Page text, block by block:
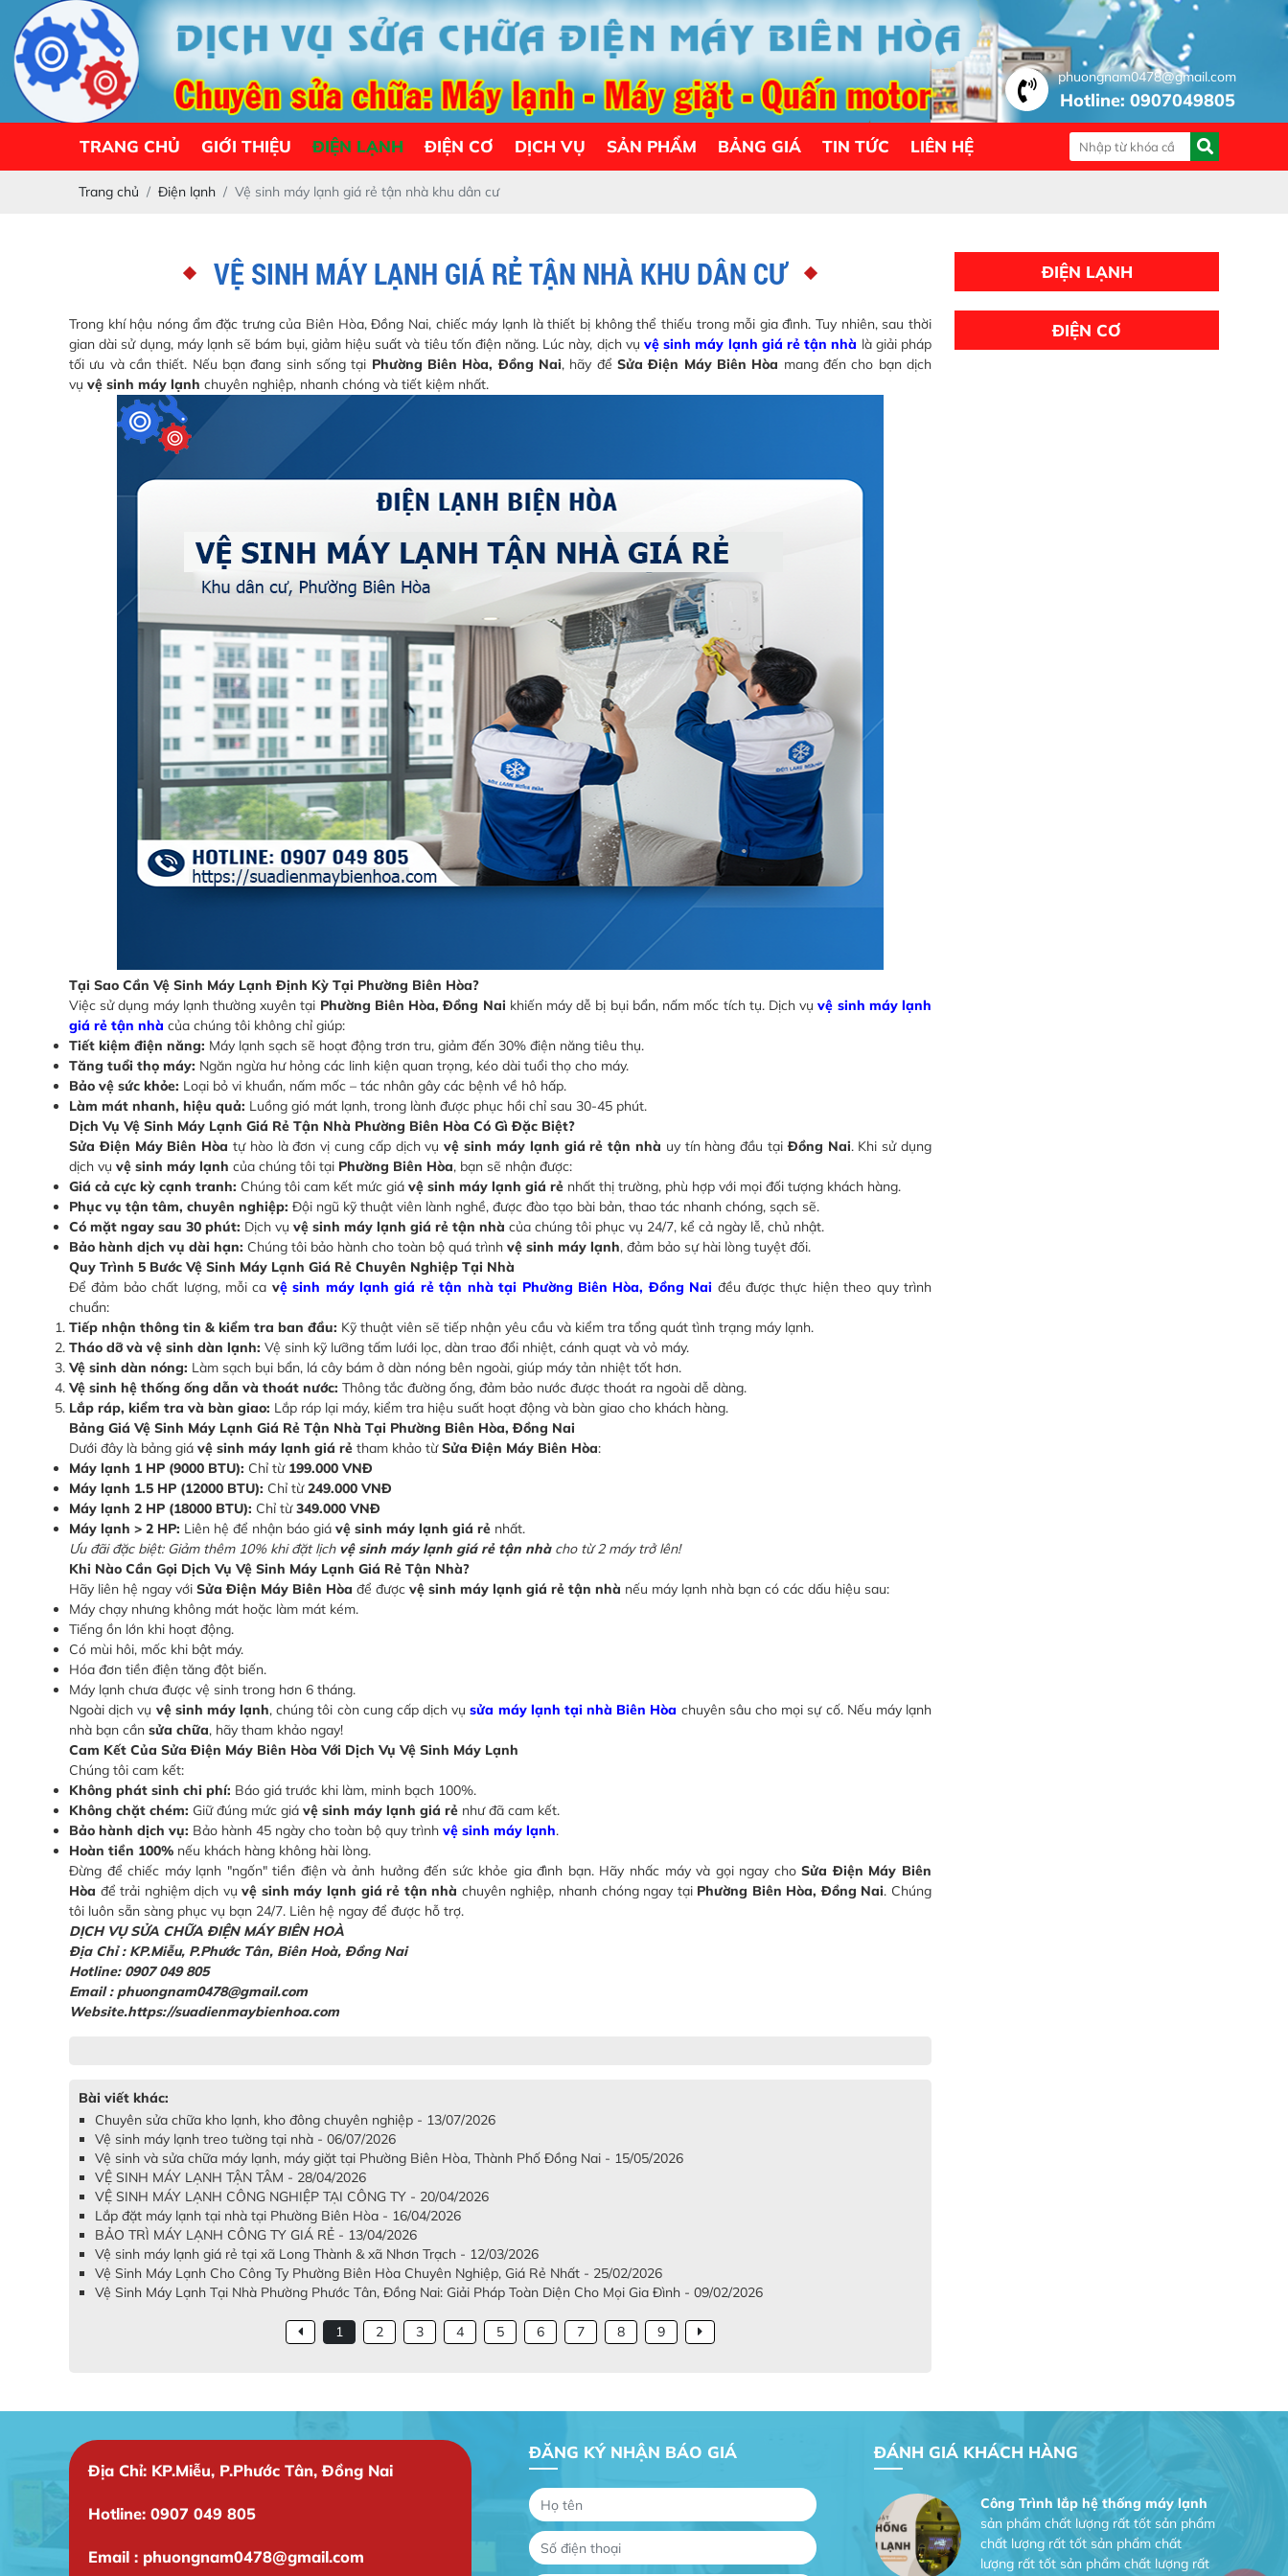
phuongnam0478@gmail.com
Hotline: 0907049805
TRANG CHỦ GIỚI THIỆU ĐIỆN LẠNH ĐIỆN CƠ DỊCH VỤ SẢN PHẨM BẢNG GIÁ TIN TỨC LIÊN HỆ
Trang chủ Điện lạnh Vệ sinh máy lạnh giá rẻ tận nhà khu dân cư
VỆ SINH MÁY LẠNH GIÁ RẺ TẬN NHÀ KHU DÂN CƯ
Trong khí hậu nóng ẩm đặc trưng của Biên Hòa, Đồng Nai, chiếc máy lạnh là thiết bị không thể thiếu trong mỗi gia đình. Tuy nhiên, sau thời
gian dài sử dụng, máy lạnh sẽ bám bụi, giảm hiệu suất và tiêu tốn điện năng. Lúc này, dịch vụvệ sinh máy lạnh giá rẻ tận nhà là giải pháp
tối ưu và cần thiết. Nếu bạn đang sinh sống tại Phường Biên Hòa, Đồng Nai, hãy đểSửa Điện Máy Biên Hòa mang đến cho bạn dịch
vụ vệ sinh máy lạnh chuyên nghiệp, nhanh chóng và tiết kiệm nhất.
Tại Sao Cần Vệ Sinh Máy Lạnh Định Kỳ Tại Phường Biên Hòa?
Việc sử dụng máy lạnh thường xuyên tại Phường Biên Hòa, Đồng Nai khiến máy dễ bị bụi bẩn, nấm mốc tích tụ. Dịch vụvệ sinh máy lạnh
giá rẻ tận nhà của chúng tôi không chỉ giúp:
Tiết kiệm điện năng: Máy lạnh sạch sẽ hoạt động trơn tru, giảm đến 30% điện năng tiêu thụ.
Tăng tuổi thọ máy: Ngăn ngừa hư hỏng các linh kiện quan trọng, kéo dài tuổi thọ cho máy.
Bảo vệ sức khỏe: Loại bỏ vi khuẩn, nấm mốc – tác nhân gây các bệnh về hô hấp.
Làm mát nhanh, hiệu quả: Luồng gió mát lạnh, trong lành được phục hồi chỉ sau 30-45 phút.
Dịch Vụ Vệ Sinh Máy Lạnh Giá Rẻ Tận Nhà Phường Biên Hòa Có Gì Đặc Biệt?
Sửa Điện Máy Biên Hòa tự hào là đơn vị cung cấp dịch vụvệ sinh máy lạnh giá rẻ tận nhà uy tín hàng đầu tạiĐồng Nai. Khi sử dụng
dịch vụ vệ sinh máy lạnh của chúng tôi tại Phường Biên Hòa, bạn sẽ nhận được:
Giá cả cực kỳ cạnh tranh: Chúng tôi cam kết mức giá vệ sinh máy lạnh giá rẻ nhất thị trường, phù hợp với mọi đối tượng khách hàng.
Phục vụ tận tâm, chuyên nghiệp: Đội ngũ kỹ thuật viên lành nghề, được đào tạo bài bản, thao tác nhanh chóng, sạch sẽ.
Có mặt ngay sau 30 phút: Dịch vụ vệ sinh máy lạnh giá rẻ tận nhà của chúng tôi phục vụ 24/7, kể cả ngày lễ, chủ nhật.
Bảo hành dịch vụ dài hạn: Chúng tôi bảo hành cho toàn bộ quá trình vệ sinh máy lạnh, đảm bảo sự hài lòng tuyệt đối.
Quy Trình 5 Bước Vệ Sinh Máy Lạnh Giá Rẻ Chuyên Nghiệp Tại Nhà
Để đảm bảo chất lượng, mỗi ca vệ sinh máy lạnh giá rẻ tận nhà tại Phường Biên Hòa, Đồng Nai đều được thực hiện theo quy trình
chuẩn:
Tiếp nhận thông tin & kiểm tra ban đầu: Kỹ thuật viên sẽ tiếp nhận yêu cầu và kiểm tra tổng quát tình trạng máy lạnh.
Tháo dỡ và vệ sinh dàn lạnh: Vệ sinh kỹ lưỡng tấm lưới lọc, dàn trao đổi nhiệt, cánh quạt và vỏ máy.
Vệ sinh dàn nóng: Làm sạch bụi bẩn, lá cây bám ở dàn nóng bên ngoài, giúp máy tản nhiệt tốt hơn.
Vệ sinh hệ thống ống dẫn và thoát nước: Thông tắc đường ống, đảm bảo nước được thoát ra ngoài dễ dàng.
Lắp ráp, kiểm tra và bàn giao: Lắp ráp lại máy, kiểm tra hiệu suất hoạt động và bàn giao cho khách hàng.
Bảng Giá Vệ Sinh Máy Lạnh Giá Rẻ Tận Nhà Tại Phường Biên Hòa, Đồng Nai
Dưới đây là bảng giá vệ sinh máy lạnh giá rẻ tham khảo từSửa Điện Máy Biên Hòa:
Máy lạnh 1 HP (9000 BTU): Chỉ từ 199.000 VNĐ
Máy lạnh 1.5 HP (12000 BTU): Chỉ từ249.000 VNĐ
Máy lạnh 2 HP (18000 BTU): Chỉ từ349.000 VNĐ
Máy lạnh > 2 HP: Liên hệ để nhận báo giá vệ sinh máy lạnh giá rẻ nhất.
Ưu đãi đặc biệt: Giảm thêm 10% khi đặt lịch vệ sinh máy lạnh giá rẻ tận nhàcho từ 2 máy trở lên!
Khi Nào Cần Gọi Dịch Vụ Vệ Sinh Máy Lạnh Giá Rẻ Tận Nhà?
Hãy liên hệ ngay với Sửa Điện Máy Biên Hòa để được vệ sinh máy lạnh giá rẻ tận nhà nếu máy lạnh nhà bạn có các dấu hiệu sau:
Máy chạy nhưng không mát hoặc làm mát kém.
Tiếng ồn lớn khi hoạt động.
Có mùi hôi, mốc khi bật máy.
Hóa đơn tiền điện tăng đột biến.
Máy lạnh chưa được vệ sinh trong hơn 6 tháng.
Ngoài dịch vụ vệ sinh máy lạnh, chúng tôi còn cung cấp dịch vụsửa máy lạnh tại nhà Biên Hòa chuyên sâu cho mọi sự cố. Nếu máy lạnh
nhà bạn cần sửa chữa, hãy tham khảo ngay!
Cam Kết Của Sửa Điện Máy Biên Hòa Với Dịch Vụ Vệ Sinh Máy Lạnh
Chúng tôi cam kết:
Không phát sinh chi phí: Báo giá trước khi làm, minh bạch 100%.
Không chặt chém: Giữ đúng mức giá vệ sinh máy lạnh giá rẻ như đã cam kết.
Bảo hành dịch vụ: Bảo hành 45 ngày cho toàn bộ quy trình vệ sinh máy lạnh.
Hoàn tiền 100% nếu khách hàng không hài lòng.
Đừng để chiếc máy lạnh "ngốn" tiền điện và ảnh hưởng đến sức khỏe gia đình bạn. Hãy nhấc máy và gọi ngay choSửa Điện Máy Biên
Hòa để trải nghiệm dịch vụvệ sinh máy lạnh giá rẻ tận nhà chuyên nghiệp, nhanh chóng ngay tại Phường Biên Hòa, Đồng Nai. Chúng
tôi luôn sẵn sàng phục vụ bạn 24/7. Liên hệ ngay để được hỗ trợ.
DỊCH VỤ SỬA CHỮA ĐIỆN MÁY BIÊN HOÀ
Địa Chỉ :KP.Miễu, P.Phước Tân, Biên Hoà, Đồng Nai
Hotline: 0907 049 805
Email : phuongnam0478@gmail.com
Website.https://suadienmaybienhoa.com
Bài viết khác:
Chuyên sửa chữa kho lạnh, kho đông chuyên nghiệp - 13/07/2026
Vệ sinh máy lạnh treo tường tại nhà - 06/07/2026
Vệ sinh và sửa chữa máy lạnh, máy giặt tại Phường Biên Hòa, Thành Phố Đồng Nai - 15/05/2026
VỆ SINH MÁY LẠNH TẬN TÂM - 28/04/2026
VỆ SINH MÁY LẠNH CÔNG NGHIỆP TẠI CÔNG TY - 20/04/2026
Lắp đặt máy lạnh tại nhà tại Phường Biên Hòa - 16/04/2026
BẢO TRÌ MÁY LẠNH CÔNG TY GIÁ RẺ - 13/04/2026
Vệ sinh máy lạnh giá rẻ tại xã Long Thành & xã Nhơn Trạch - 12/03/2026
Vệ Sinh Máy Lạnh Cho Công Ty Phường Biên Hòa Chuyên Nghiệp, Giá Rẻ Nhất - 25/02/2026
Vệ Sinh Máy Lạnh Tại Nhà Phường Phước Tân, Đồng Nai: Giải Pháp Toàn Diện Cho Mọi Gia Đình - 09/02/2026
1 2 3 4 5 6 7 8 9
ĐIỆN LẠNH
ĐIỆN CƠ
Địa Chỉ: KP.Miễu, P.Phước Tân, Đồng Nai
Hotline: 0907 049 805
Email : phuongnam0478@gmail.com
ĐĂNG KÝ NHẬN BÁO GIÁ ĐÁNH GIÁ KHÁCH HÀNG
Công Trình lắp hệ thống máy lạnh
sản phẩm chất lượng rất tốt sản phẩm
chất lượng rất tốt sản phẩm chất
tốt
Gia Đình lắp máy nóng lạnh
Gia Đình chúng tôi rất hài lòng dịch vụ
tại website